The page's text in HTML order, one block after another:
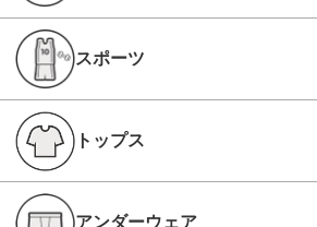
スポーツ
トップス
アンダーウェア